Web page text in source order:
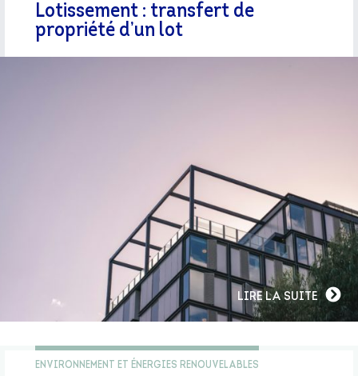
Lotissement : transfert de
propriété d’un lot
LIRE LA SUITE
ENVIRONNEMENT ET ÉNERGIES RENOUVELABLES